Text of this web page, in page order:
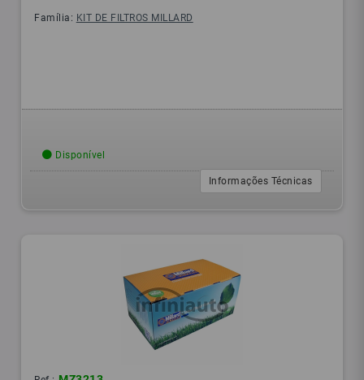
Família: KIT DE FILTROS MILLARD
Disponível
Informações Técnicas